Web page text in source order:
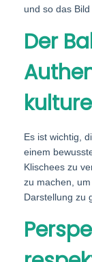
und so das Bild
Der
Es ist wichtig,
einem
Klischees zu
zu machen,
Darstellung zu